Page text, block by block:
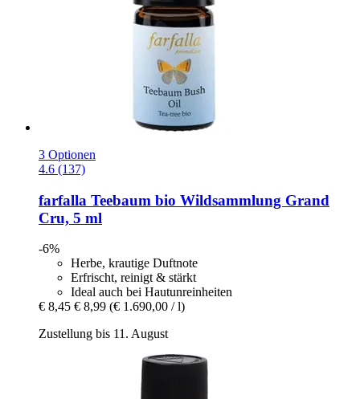
3 Optionen
4.6 (137)
farfalla Teebaum bio Wildsammlung Grand
Cru, 5 ml
-6%
Herbe, krautige Duftnote
Erfrischt, reinigt & stärkt
Ideal auch bei Hautunreinheiten
€ 8,45 € 8,99 (€ 1.690,00 / l)
Zustellung bis 11. August